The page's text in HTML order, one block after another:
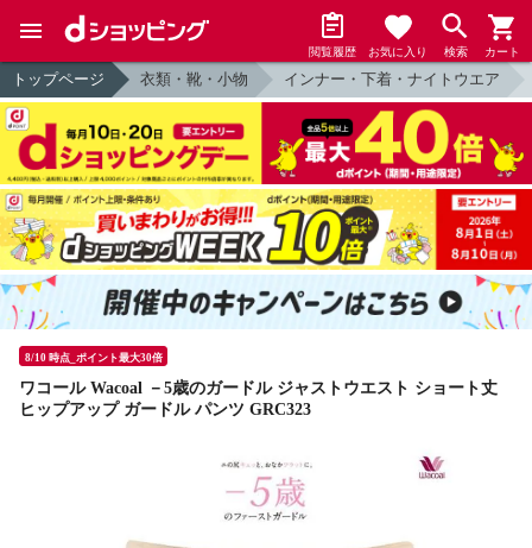
閲覧履歴 お気に入り 検索 カート
トップページ 衣類・靴・小物 インナー・下着・ナイトウエア
8/10 時点_ポイント最大30倍
ワコール Wacoal －5歳のガードル ジャストウエスト ショート丈
ヒップアップ ガードル パンツ GRC323